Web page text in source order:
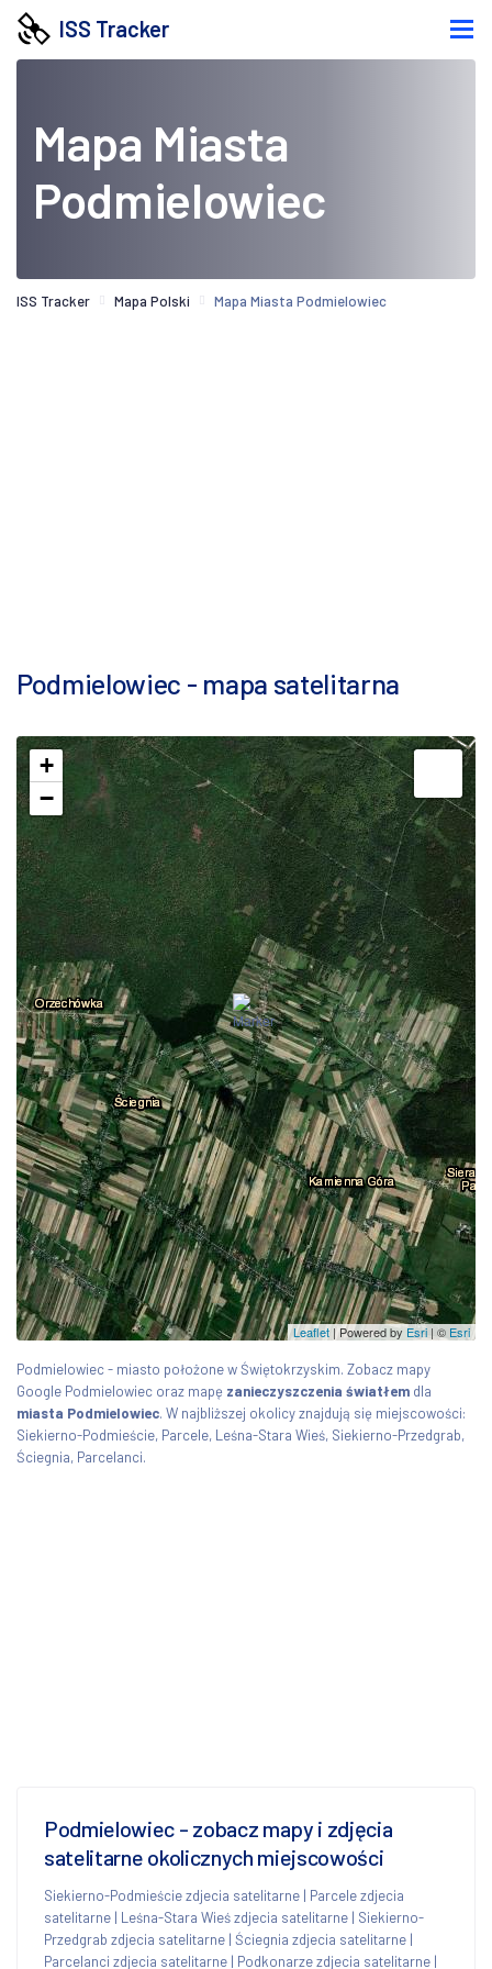
ISS Tracker
Mapa Miasta
Podmielowiec
ISS Tracker Mapa Polski Mapa Miasta Podmielowiec
Podmielowiec - mapa satelitarna
+
−
Leaflet | Powered by Esri | © Esri
Podmielowiec - miasto położone w Świętokrzyskim. Zobacz mapy
Google Podmielowiec oraz mapę zanieczyszczenia światłem dla
miasta Podmielowiec. W najbliższej okolicy znajdują się miejscowości:
Siekierno-Podmieście, Parcele, Leśna-Stara Wieś, Siekierno-Przedgrab,
Ściegnia, Parcelanci.
Podmielowiec - zobacz mapy i zdjęcia
satelitarne okolicznych miejscowości
Siekierno-Podmieście zdjecia satelitarne | Parcele zdjecia
satelitarne | Leśna-Stara Wieś zdjecia satelitarne | Siekierno-
Przedgrab zdjecia satelitarne | Ściegnia zdjecia satelitarne |
Parcelanci zdjecia satelitarne | Podkonarze zdjecia satelitarne |